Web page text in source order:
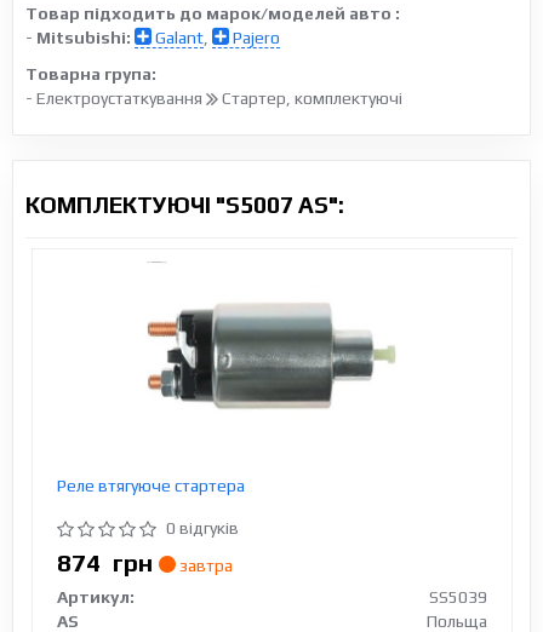
Товар підходить до марок/моделей авто :
- Mitsubishi: Galant
Pajero
Товарна група:
- Електроустаткування
Стартер, комплектуючі
КОМПЛЕКТУЮЧІ "S5007 AS":
Реле втягуюче стартера
0 відгуків
874 грн
завтра
Артикул:
SS5039
AS
Польща